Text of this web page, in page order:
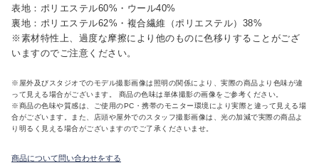
表地：ポリエステル60%・ウール40%
裏地：ポリエステル62%・複合繊維（ポリエステル）38%
※素材特性上、過度な摩擦により他のものに色移りすることがござ
いますのでご注意ください。
※屋外及びスタジオでのモデル撮影画像は照明の関係により、実際の商品より色味が違
って見える場合がございます。 商品の色味は単体撮影の画像をご参考ください。
※商品の色味や質感は、ご使用のPC・携帯のモニター環境により実際と違って見える場
合がございます。また、店頭や屋外でのスタッフ撮影画像は、光の加減で実際の商品よ
り明るく見える場合がございますのでご了承くださいませ。
商品について問い合わせをする